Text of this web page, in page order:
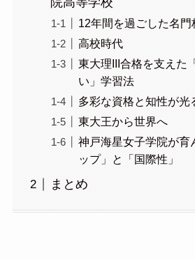
12年間を過ごした名門
高校時代
東大理III合格を支えた
い」学習法
多彩な資格と知性が光
東大王から世界へ
神戸海星女子学院が育
ップ」と「国際性」
まとめ